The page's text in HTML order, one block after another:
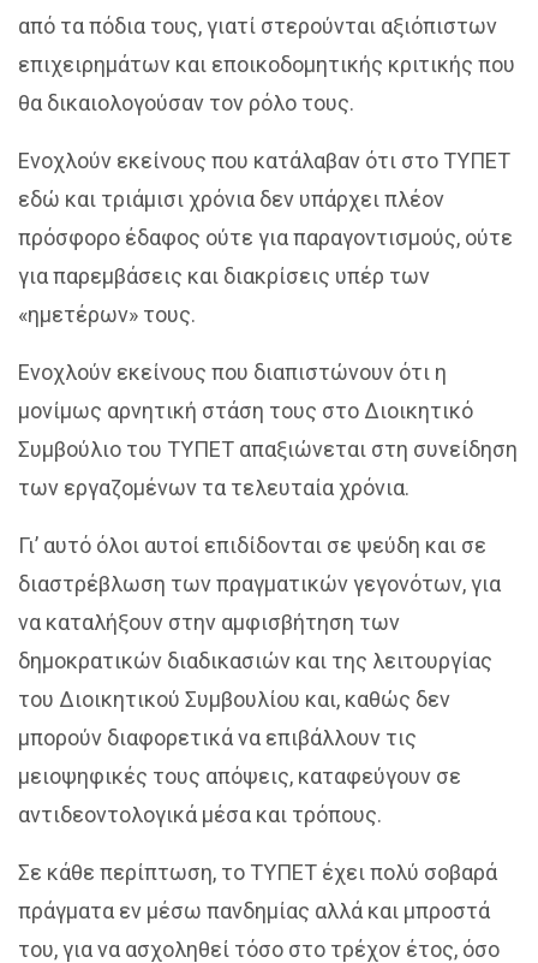
από τα πόδια τους, γιατί στερούνται αξιόπιστων
επιχειρημάτων και εποικοδομητικής κριτικής που
θα δικαιολογούσαν τον ρόλο τους.
Ενοχλούν εκείνους που κατάλαβαν ότι στο ΤΥΠΕΤ
εδώ και τριάμισι χρόνια δεν υπάρχει πλέον
πρόσφορο έδαφος ούτε για παραγοντισμούς, ούτε
για παρεμβάσεις και διακρίσεις υπέρ των
«ημετέρων» τους.
Ενοχλούν εκείνους που διαπιστώνουν ότι η
μονίμως αρνητική στάση τους στο Διοικητικό
Συμβούλιο του ΤΥΠΕΤ απαξιώνεται στη συνείδηση
των εργαζομένων τα τελευταία χρόνια.
Γι’ αυτό όλοι αυτοί επιδίδονται σε ψεύδη και σε
διαστρέβλωση των πραγματικών γεγονότων, για
να καταλήξουν στην αμφισβήτηση των
δημοκρατικών διαδικασιών και της λειτουργίας
του Διοικητικού Συμβουλίου και, καθώς δεν
μπορούν διαφορετικά να επιβάλλουν τις
μειοψηφικές τους απόψεις, καταφεύγουν σε
αντιδεοντολογικά μέσα και τρόπους.
Σε κάθε περίπτωση, το ΤΥΠΕΤ έχει πολύ σοβαρά
πράγματα εν μέσω πανδημίας αλλά και μπροστά
του, για να ασχοληθεί τόσο στο τρέχον έτος, όσο